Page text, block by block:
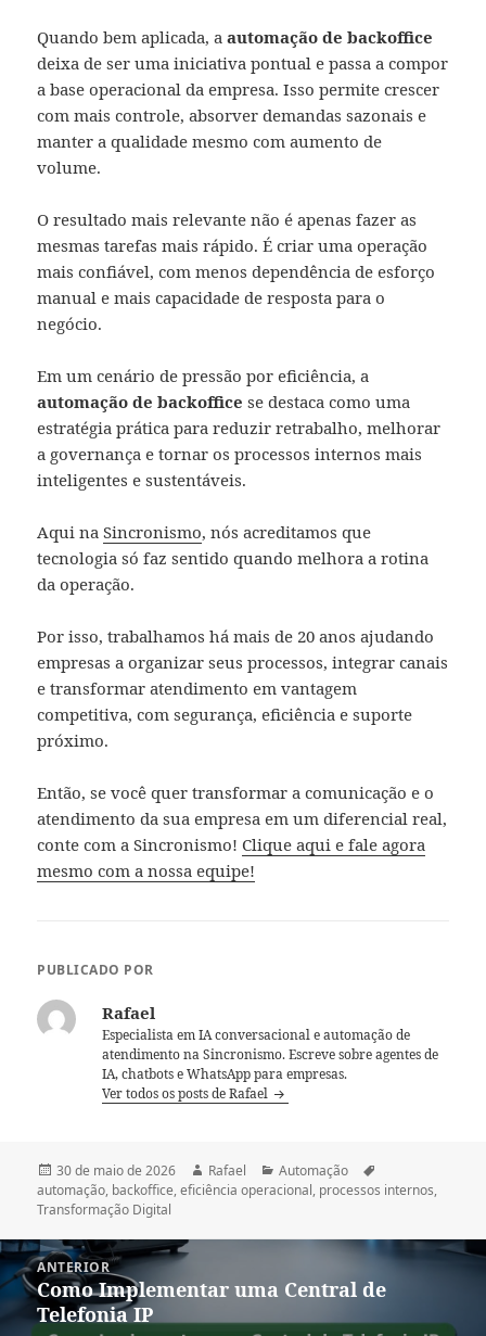
Quando bem aplicada, aautomação de backoffice
deixa de ser uma iniciativa pontual e passa a compor
a base operacional da empresa. Isso permite crescer
com mais controle, absorver demandas sazonais e
manter a qualidade mesmo com aumento de
volume.
O resultado mais relevante não é apenas fazer as
mesmas tarefas mais rápido. É criar uma operação
mais confiável, com menos dependência de esforço
manual e mais capacidade de resposta para o
negócio.
Em um cenário de pressão por eficiência, a
automação de backoffice se destaca como uma
estratégia prática para reduzir retrabalho, melhorar
a governança e tornar os processos internos mais
inteligentes e sustentáveis.
Aqui naSincronismo, nós acreditamos que
tecnologia só faz sentido quando melhora a rotina
da operação.
Por isso, trabalhamos há mais de 20 anos ajudando
empresas a organizar seus processos, integrar canais
e transformar atendimento em vantagem
competitiva, com segurança, eficiência e suporte
próximo.
Então, se você quer transformar a comunicação e o
atendimento da sua empresa em um diferencial real,
conte com a Sincronismo! Clique aqui e fale agora
mesmo com a nossa equipe!
PUBLICADO POR
Rafael
Especialista em IA conversacional e automação de
atendimento na Sincronismo. Escreve sobre agentes de
IA, chatbots e WhatsApp para empresas.
Ver todos os posts de Rafael
Publicado
em
30 de maio de 2026 Autor
Rafael Categorias
Automação
automação, backoffice,eficiência operacional, processos internos,
Transformação Digital
Navegação
de
Post
ANTERIOR
Post
anterior:
Como Implementar uma Central de
Telefonia IP